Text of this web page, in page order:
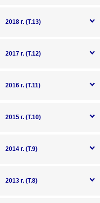
2018 г. (Т.13)
2017 г. (Т.12)
2016 г. (Т.11)
2015 г. (Т.10)
2014 г. (Т.9)
2013 г. (Т.8)